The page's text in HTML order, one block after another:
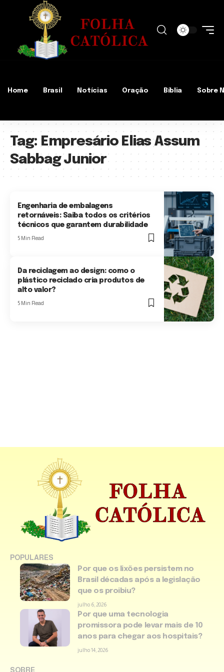
Home Brasil Notícias Oração Bíblia Sobre
Tag: Empresário Elias Assum
Sabbag Junior
Engenharia de embalagens
retornáveis: Saiba todos os critérios
técnicos que garantem durabilidade
5 Min Read
Da reciclagem ao design: como o
plástico reciclado cria produtos de
alto valor?
5 Min Read
POPULARES
Por que os lixões persistem no
Brasil décadas após a legislação
que os proibiu?
julho 6, 2026
Por que uma tecnologia
promissora pode levar mais de 10
anos para chegar aos hospitais?
julho 14, 2026
SOBRE